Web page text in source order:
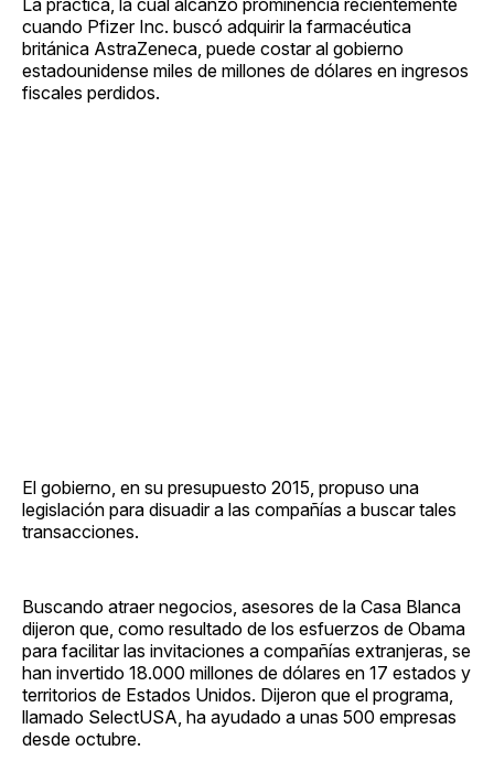
cuando Pfizer Inc. buscó adquirir la farmacéutica
británica AstraZeneca, puede costar al gobierno
estadounidense miles de millones de dólares en ingresos
fiscales perdidos.
El gobierno, en su presupuesto 2015, propuso una
legislación para disuadir a las compañías a buscar tales
transacciones.
Buscando atraer negocios, asesores de la Casa Blanca
dijeron que, como resultado de los esfuerzos de Obama
para facilitar las invitaciones a compañías extranjeras, se
han invertido 18.000 millones de dólares en 17 estados y
territorios de Estados Unidos. Dijeron que el programa,
llamado SelectUSA, ha ayudado a unas 500 empresas
desde octubre.